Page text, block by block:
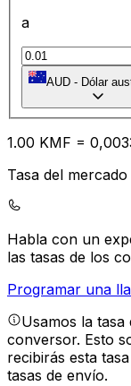
a
AUD - Dólar
1.00 KMF = 0,
Tasa del
Habla con un
las tasas de los
Programar una
Usamos la
conversor. Esto
recibirás esta
tasas de envío.